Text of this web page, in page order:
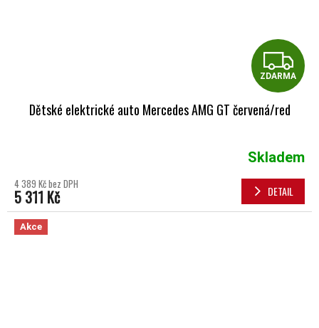
ZDARMA
Dětské elektrické auto Mercedes AMG GT červená/red
Skladem
4 389 Kč bez DPH
5 311 Kč DETAIL
Akce